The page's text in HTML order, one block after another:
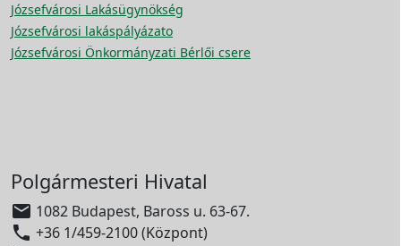
Józsefvárosi Lakásügynökség
Józsefvárosi lakáspályázato
Józsefvárosi Önkormányzati Bérlői csere
Polgármesteri Hivatal
 1082 Budapest, Baross u. 63-67.
 +36 1/459-2100 (Központ)